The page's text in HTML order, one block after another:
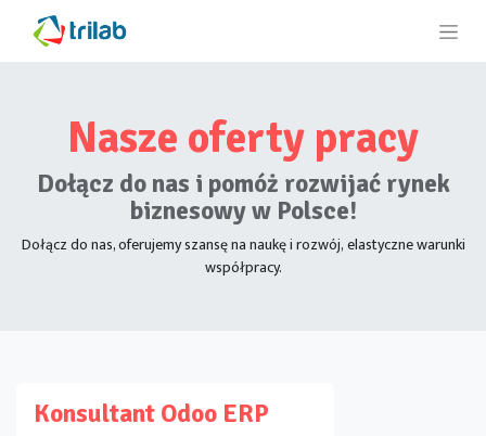
Nasze oferty pracy
Dołącz do nas i pomóż rozwijać rynek
biznesowy w Polsce!
Dołącz do nas, oferujemy szansę na naukę i rozwój, elastyczne warunki
współpracy.
Konsultant Odoo ERP